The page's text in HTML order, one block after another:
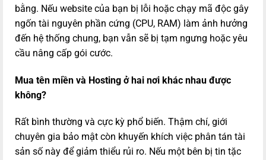
bằng. Nếu website của bạn bị lỗi hoặc chạy mã độc gây
ngốn tài nguyên phần cứng (CPU, RAM) làm ảnh hưởng
đến hệ thống chung, bạn vẫn sẽ bị tạm ngưng hoặc yêu
cầu nâng cấp gói cước.
Mua tên miền và Hosting ở hai nơi khác nhau được
không?
Rất bình thường và cực kỳ phổ biến. Thậm chí, giới
chuyên gia bảo mật còn khuyến khích việc phân tán tài
sản số này để giảm thiểu rủi ro. Nếu một bên bị tin tặc